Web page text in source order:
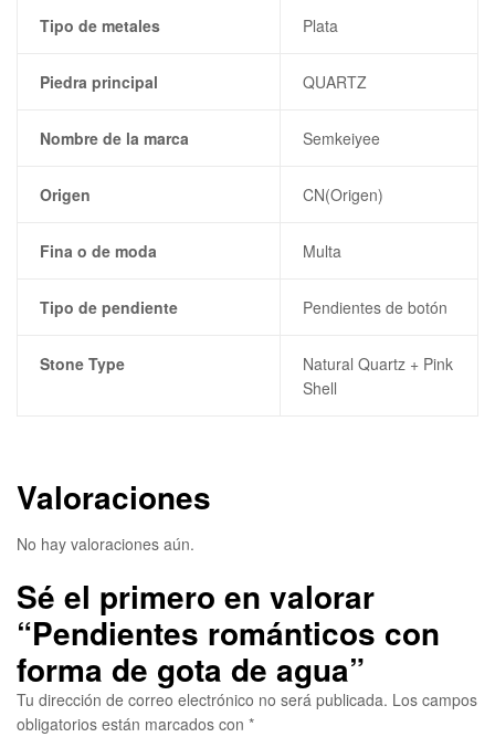
Tipo de metales Plata
Piedra principal QUARTZ
Nombre de la marca Semkeiyee
Origen CN(Origen)
Fina o de moda Multa
Tipo de pendiente Pendientes de botón
Stone Type
Natural Quartz + Pink
Shell
Valoraciones
No hay valoraciones aún.
Sé el primero en valorar
“Pendientes románticos con
forma de gota de agua”
Tu dirección de correo electrónico no será publicada. Los campos
obligatorios están marcados con *